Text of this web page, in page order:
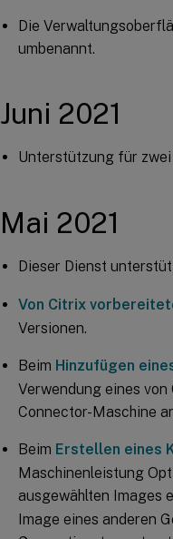
Die
umbenannt.
Juni 2021
Unterstützung für zwei
Mai 2021
Dieser Dienst
Von Citrix
Versionen.
Beim Hinzufügen
Verwendung eines
Connector-Maschine
Beim Erstellen eines
Maschinenleistung
ausgewählten Images
Image eines anderen